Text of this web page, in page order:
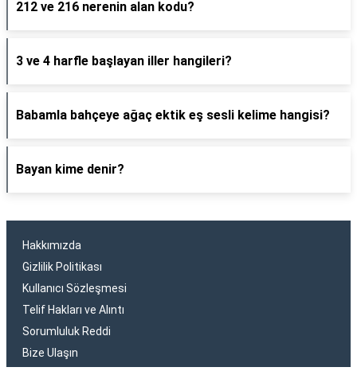
212 ve 216 nerenin alan kodu?
3 ve 4 harfle başlayan iller hangileri?
Babamla bahçeye ağaç ektik eş sesli kelime hangisi?
Bayan kime denir?
Hakkımızda
Gizlilik Politikası
Kullanıcı Sözleşmesi
Telif Hakları ve Alıntı
Sorumluluk Reddi
Bize Ulaşın